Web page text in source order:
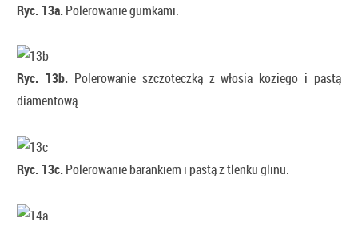
Ryc. 13a.Polerowanie gumkami.
Ryc. 13b.Polerowanie szczoteczką z włosia koziego i pastą
diamentową.
Ryc. 13c.Polerowanie barankiem i pastą z tlenku glinu.